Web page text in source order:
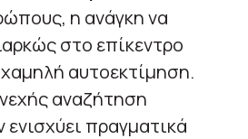
η ανάγκη να
στο επίκεντρο
αυτοεκτίμηση.
αναζήτηση
πραγματικά